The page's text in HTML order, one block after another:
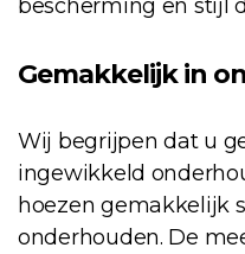
bescherming en stijl
Gemakkelijk in
Wij begrijpen dat u
ingewikkeld
hoezen gemakkelijk
onderhouden. De